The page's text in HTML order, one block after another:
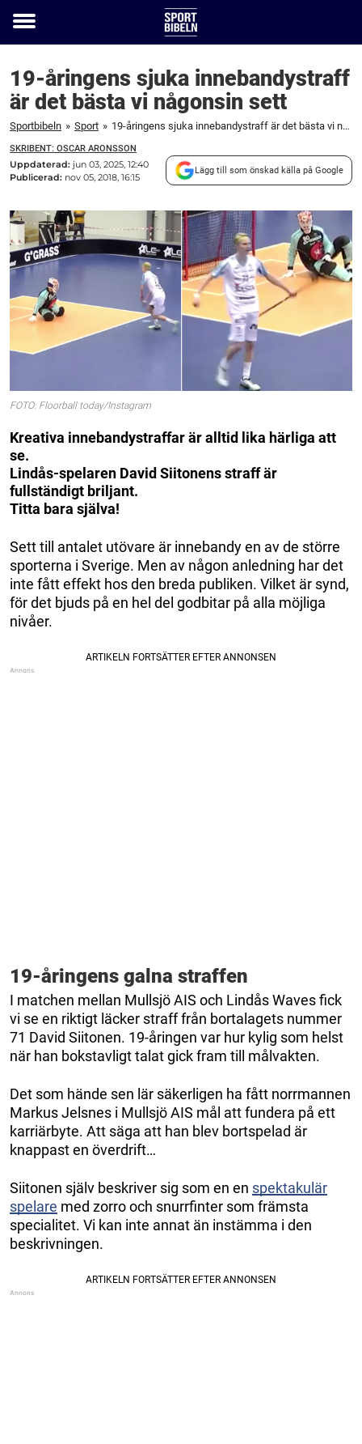
Toggle
19-åringens sjuka innebandystraff
är det bästa vi någonsin sett
Sportbibeln » Sport » 19-åringens sjuka innebandystraff är det bästa vi någonsin sett
SKRIBENT: OSCAR ARONSSON
Uppdaterad: jun 03, 2025, 12:40
Publicerad: nov 05, 2018, 16:15
Lägg till som önskad källa på Google
FOTO: Floorball today/Instagram
Kreativa innebandystraffar är alltid lika härliga att
se.
Lindås-spelaren David Siitonens straff är
fullständigt briljant.
Titta bara själva!
Sett till antalet utövare är innebandy en av de större
sporterna i Sverige. Men av någon anledning har det
inte fått effekt hos den breda publiken. Vilket är synd,
för det bjuds på en hel del godbitar på alla möjliga
nivåer.
19-åringens galna straffen
I matchen mellan Mullsjö AIS och Lindås Waves fick
vi se en riktigt läcker straff från bortalagets nummer
71 David Siitonen. 19-åringen var hur kylig som helst
när han bokstavligt talat gick fram till målvakten.
Det som hände sen lär säkerligen ha fått norrmannen
Markus Jelsnes i Mullsjö AIS mål att fundera på ett
karriärbyte. Att säga att han blev bortspelad är
knappast en överdrift…
Siitonen själv beskriver sig som en en spektakulär
spelare med zorro och snurrfinter som främsta
specialitet. Vi kan inte annat än instämma i den
beskrivningen.